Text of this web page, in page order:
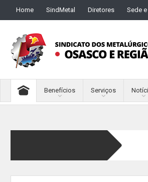
Home SindMetal Diretores Sede
Benefícios Serviços